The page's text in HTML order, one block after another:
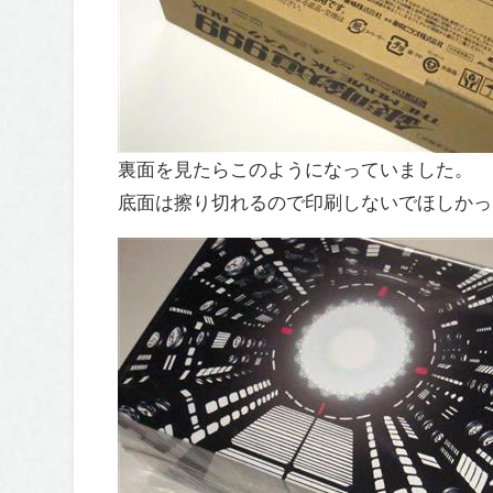
裏面を見たらこのようになっていました。
底面は擦り切れるので印刷しないでほしか